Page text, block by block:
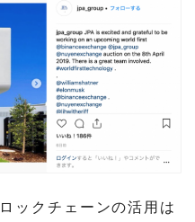
ックチェーンの活用は